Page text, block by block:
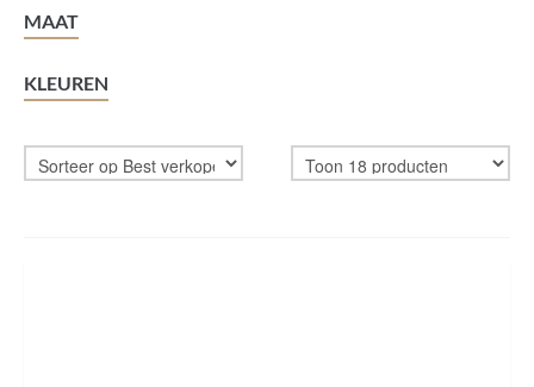
ZWEMMEN
LOPEN
SHOP
MAAT
KLEUREN